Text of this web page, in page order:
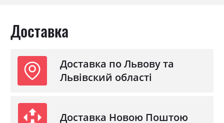
Доставка
Доставка по Львову та
Львівский області
Доставка Новою Поштою